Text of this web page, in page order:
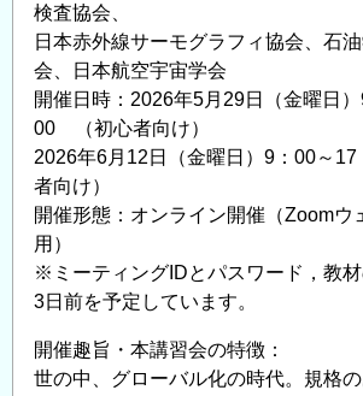
検査協会、
日本赤外線サーモグラフィ協会、石
会、日本航空宇宙学会
開催日時：2026年5月29日（金曜日）
00 （初心者向け）
2026年6月12日（金曜日）9：00～
者向け）
開催形態：オンライン開催（Zoomウ
用）
※ミーティングIDとパスワード，教
3日前を予定しています。
開催趣旨・本講習会の特徴：
世の中、グローバル化の時代。規格の